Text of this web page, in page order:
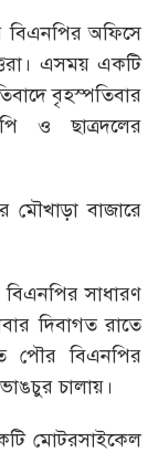
বিএনপির অফিসে
এসময় একটি
বৃহস্পতিবার
ও ছাত্রদলের
বাজারে
বিএনপির সাধারণ
দিবাগত রাতে
পৌর বিএনপির
চালায়।
মোটরসাইকেল